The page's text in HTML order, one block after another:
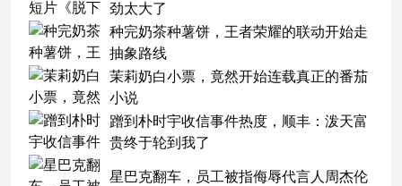
劲太大了
种完奶茶种薯饼，王者荣耀的联动开始走
抽象路线
茉莉奶白小票，竟然开始连载真正的番茄
小说
蹭到朴时宇收信事件热度，顺丰：泼天富
贵终于轮到我了
星巴克翻车，员工被指侮辱代言人周杰伦